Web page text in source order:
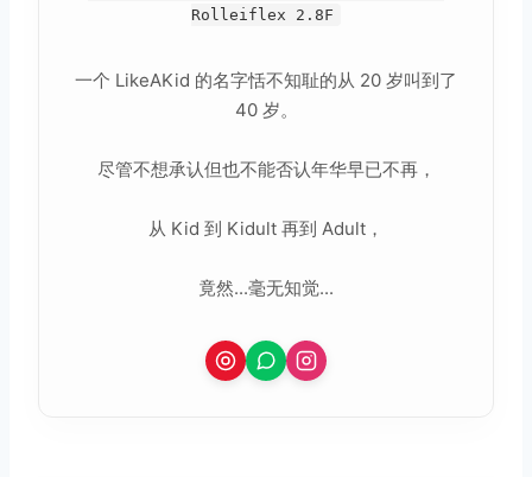
Rolleiflex 2.8F
一个 LikeAKid 的名字恬不知耻的从 20 岁叫到了
40 岁。
尽管不想承认但也不能否认年华早已不再，
从 Kid 到 Kidult 再到 Adult，
竟然...毫无知觉...